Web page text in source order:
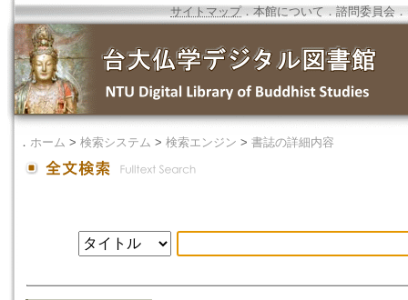
サイトマップ．本館について ． 諮問委員会 ．
． ホーム > 検索システム > 検索エンジン > 書誌の詳細内容